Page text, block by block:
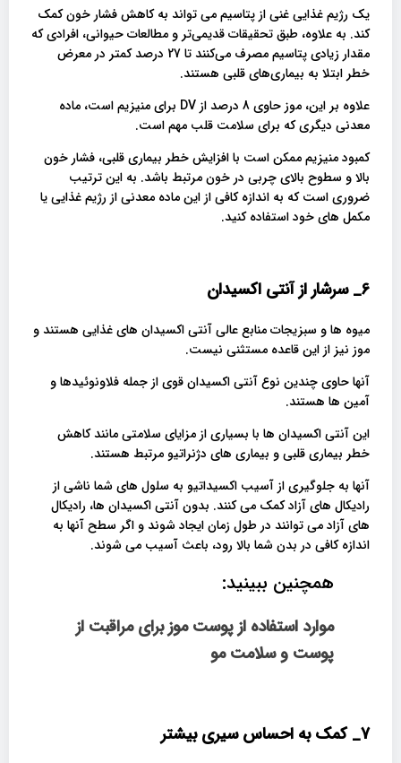
یک رژیم غذایی غنی از پتاسیم می تواند به کاهش فشار خون کمک
کند. به علاوه، طبق تحقیقات قدیمی‌تر و مطالعات حیوانی، افرادی که
مقدار زیادی پتاسیم مصرف می‌کنند تا 27 درصد کمتر در معرض
خطر ابتلا به بیماری‌های قلبی هستند.
علاوه بر این، موز حاوی 8 درصد از DV برای منیزیم است، ماده
معدنی دیگری که برای سلامت قلب مهم است.
کمبود منیزیم ممکن است با افزایش خطر بیماری قلبی، فشار خون
بالا و سطوح بالای چربی در خون مرتبط باشد. به این ترتیب
ضروری است که به اندازه کافی از این ماده معدنی از رژیم غذایی یا
مکمل های خود استفاده کنید.
6_ سرشار از آنتی اکسیدان
میوه ها و سبزیجات منابع عالی آنتی اکسیدان های غذایی هستند و
موز نیز از این قاعده مستثنی نیست.
آنها حاوی چندین نوع آنتی اکسیدان قوی از جمله فلاونوئیدها و
آمین ها هستند.
این آنتی اکسیدان ها با بسیاری از مزایای سلامتی مانند کاهش
خطر بیماری قلبی و بیماری های دژنراتیو مرتبط هستند.
آنها به جلوگیری از آسیب اکسیداتیو به سلول های شما ناشی از
رادیکال های آزاد کمک می کنند. بدون آنتی اکسیدان ها، رادیکال
های آزاد می توانند در طول زمان ایجاد شوند و اگر سطح آنها به
اندازه کافی در بدن شما بالا رود، باعث آسیب می شوند.
همچنین ببینید:
موارد استفاده از پوست موز برای مراقبت از
پوست و سلامت مو
7_ کمک به احساس سیری بیشتر